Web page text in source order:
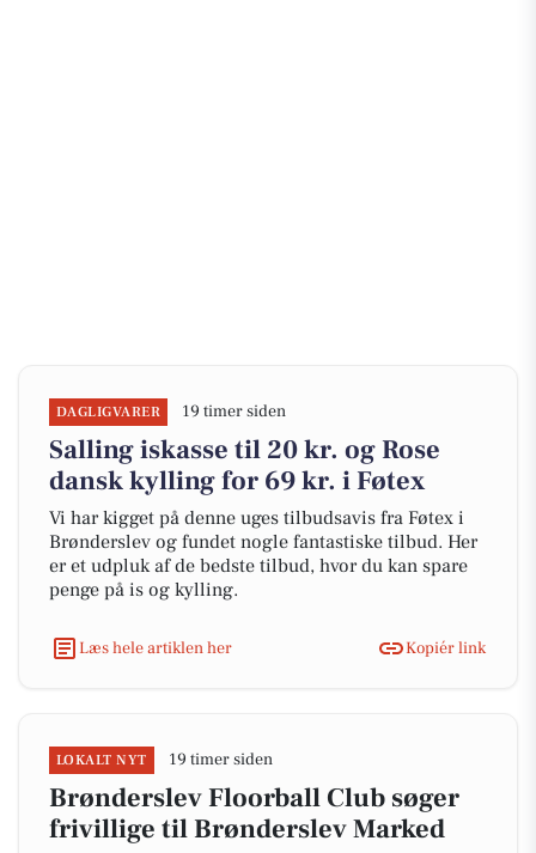
DAGLIGVARER 19 timer siden
Salling iskasse til 20 kr. og Rose
dansk kylling for 69 kr. i Føtex
Vi har kigget på denne uges tilbudsavis fra Føtex i
Brønderslev og fundet nogle fantastiske tilbud. Her
er et udpluk af de bedste tilbud, hvor du kan spare
penge på is og kylling.
Læs hele artiklen her Kopiér link
LOKALT NYT 19 timer siden
Brønderslev Floorball Club søger
frivillige til Brønderslev Marked